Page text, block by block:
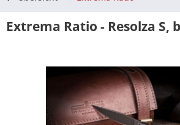
Extrema Ratio - Resolza S,